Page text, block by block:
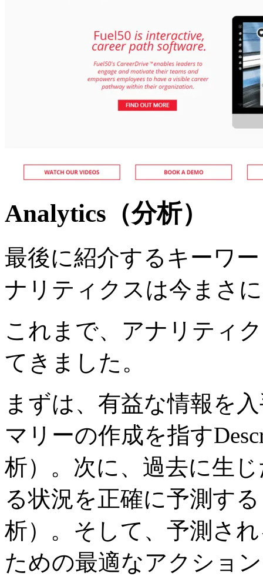
Analytics（分析）
最後に紹介するキーワ
ナリティクスは今まさ
これまで、アナリティ
てきました。
まずは、有益な情報を
マリーの作成を指す
析）。次に、過去に生
る状況を正確に予測す
析）。そして、予測さ
ための最適なアクショ